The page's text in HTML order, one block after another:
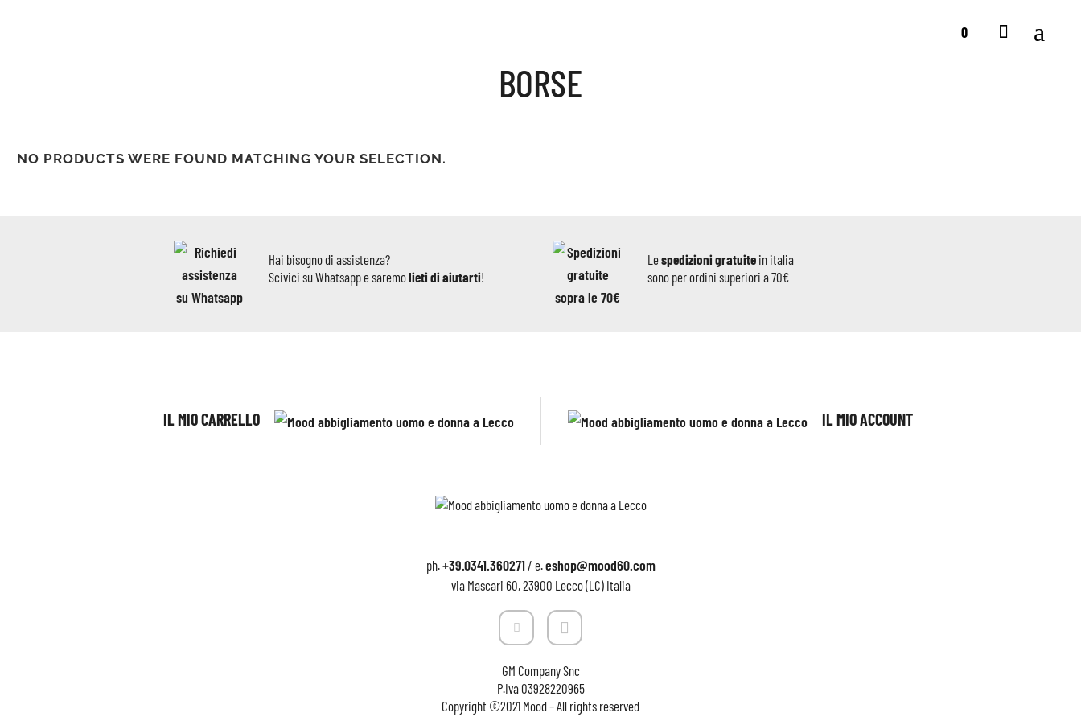
0
BORSE
NO PRODUCTS WERE FOUND MATCHING YOUR SELECTION.
Hai bisogno di assistenza?
Scivici su Whatsapp e saremolieti di aiutarti!
Lespedizioni gratuitein italia
sono per ordini superiori a 70€
IL MIO CARRELLO IL MIO ACCOUNT
ph.+39.0341.360271/ e.eshop@mood60.com
via Mascari 60, 23900 Lecco (LC) Italia
GM Company Snc
P.Iva03928220965
Copyright ©2021 Mood – All rights reserved